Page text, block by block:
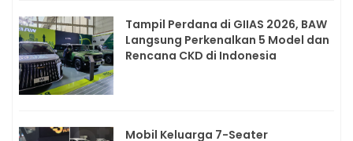
Tampil Perdana di GIIAS 2026, BAW
Langsung Perkenalkan 5 Model dan
Rencana CKD di Indonesia
Mobil Keluarga 7-Seater